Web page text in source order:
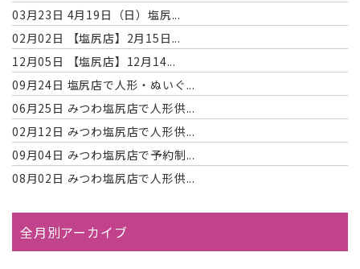
03月23日 4月19日（日）塩尻...
02月02日
【塩尻店】2月15日...
12月05日
【塩尻店】12月14...
09月24日 塩尻店で人形・ぬいぐ...
06月25日 みつわ塩尻店で人形供...
02月12日 みつわ塩尻店で人形供...
09月04日 みつわ塩尻店で予約制...
08月02日 みつわ塩尻店で人形供...
全月別アーカイブ